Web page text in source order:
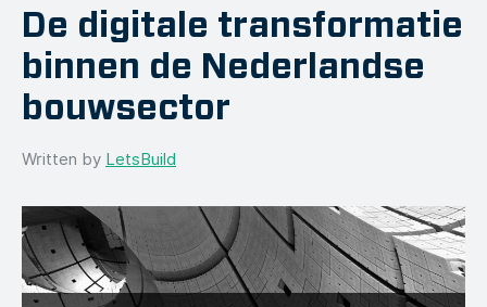
De digitale transformatie
binnen de Nederlandse
bouwsector
Written by LetsBuild